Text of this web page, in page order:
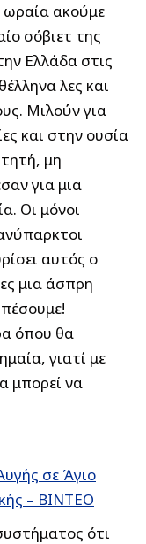
ωραία ακούμε
σόβιετ της
Ελλάδα στις
λες και
Μιλούν για
και στην ουσία
μη
για μια
Οι μόνοι
αυτός ο
μια άσπρη
όπου θα
γιατί με
μπορεί να
σε Άγιο
– ΒΙΝΤΕΟ
ότι